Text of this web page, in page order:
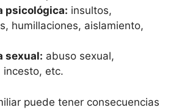
psicológica: insultos,
humillaciones, aislamiento,
sexual: abuso sexual,
incesto, etc.
puede tener consecuencias